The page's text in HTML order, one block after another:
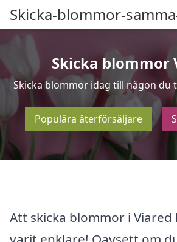
Skicka-blommor-
Skicka blommor
Skicka blommor idag till någon du
Populära återförsäljare
Att skicka blommor i Viared